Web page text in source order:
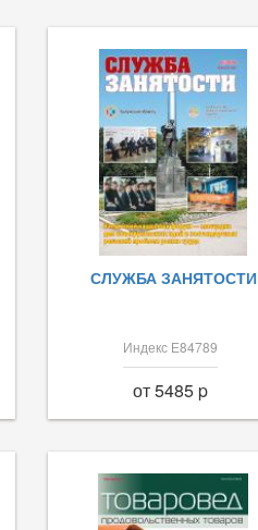
СЛУЖБА ЗАНЯТОСТИ
Индекс Е84789
от 5485 p